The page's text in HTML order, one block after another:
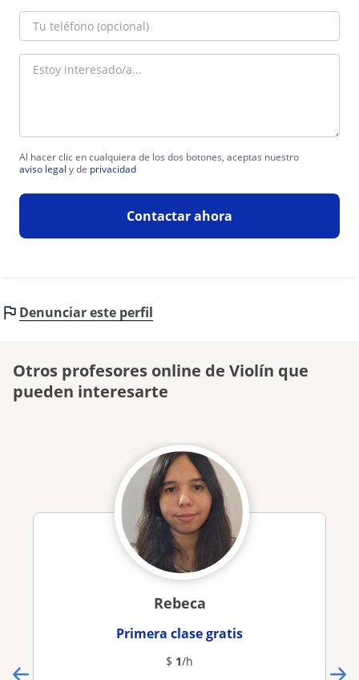
Al hacer clic en cualquiera de los dos botones, aceptas nuestro
aviso legal y de privacidad
Contactar ahora
Denunciar este perfil
Otros profesores online de Violín que
pueden interesarte
Rebeca
Primera clase gratis
$ 1/h